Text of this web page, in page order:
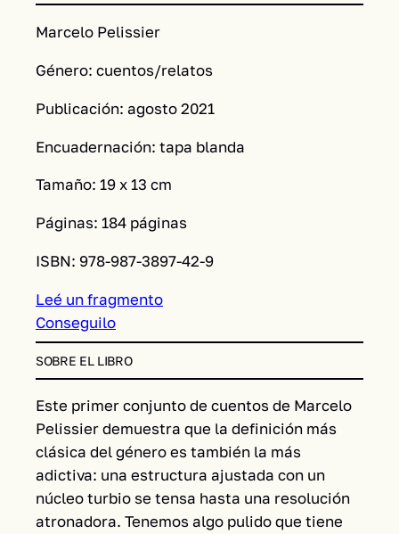
Marcelo Pelissier
Género: cuentos/relatos
Publicación: agosto 2021
Encuadernación: tapa blanda
Tamaño: 19 x 13 cm
Páginas: 184 páginas
ISBN: 978-987-3897-42-9
Leé un fragmento
Conseguilo
SOBRE EL LIBRO
Este primer conjunto de cuentos de Marcelo
Pelissier demuestra que la definición más
clásica del género es también la más
adictiva: una estructura ajustada con un
núcleo turbio se tensa hasta una resolución
atronadora. Tenemos algo pulido que tiene